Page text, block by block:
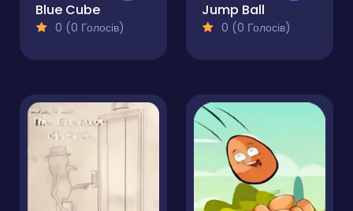
Blue Cube
0 (0 Голосів)
Jump Ball
0 (0 Голосів)